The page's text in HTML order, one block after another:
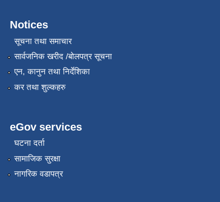
Notices
सूचना तथा समाचार
सार्वजनिक खरीद /बोलपत्र सूचना
एन, कानुन तथा निर्देशिका
कर तथा शुल्कहरु
eGov services
घटना दर्ता
सामाजिक सुरक्षा
नागरिक वडापत्र